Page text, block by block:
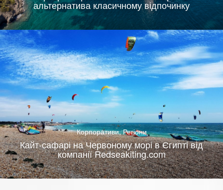
альтернатива класичному відпочинку
Корпоративи,Регіони
Кайт-сафарі на Червоному морі в Єгипті від
компанії Redseakiting.com